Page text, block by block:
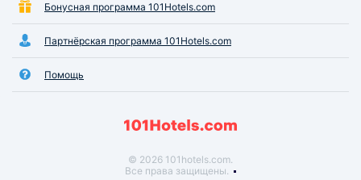
Бонусная программа 101Hotels.com
Партнёрская программа 101Hotels.com
Помощь
© 2026 101hotels.com.
Все права защищены.